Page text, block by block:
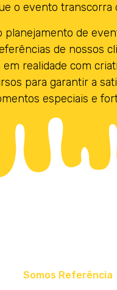
o evento
planejamento de
de nossos
realidade com
para garantir a
especiais e
Somos Referência